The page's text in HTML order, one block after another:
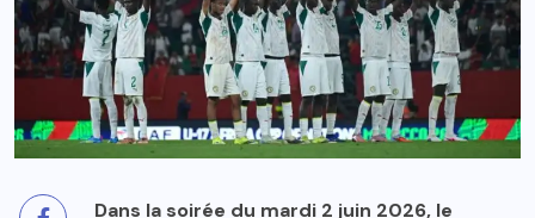
Dans la soirée du mardi 2 juin 2026, le